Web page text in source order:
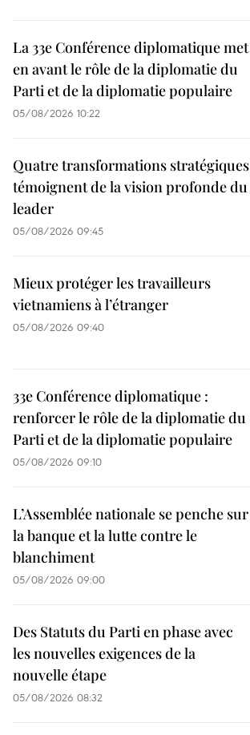
La 33e Conférence diplomatique met
en avant le rôle de la diplomatie du
Parti et de la diplomatie populaire
05/08/2026 10:22
Quatre transformations stratégiques
témoignent de la vision profonde du
leader
05/08/2026 09:45
Mieux protéger les travailleurs
vietnamiens à l’étranger
05/08/2026 09:40
33e Conférence diplomatique :
renforcer le rôle de la diplomatie du
Parti et de la diplomatie populaire
05/08/2026 09:10
L’Assemblée nationale se penche sur
la banque et la lutte contre le
blanchiment
05/08/2026 09:00
Des Statuts du Parti en phase avec
les nouvelles exigences de la
nouvelle étape
05/08/2026 08:32